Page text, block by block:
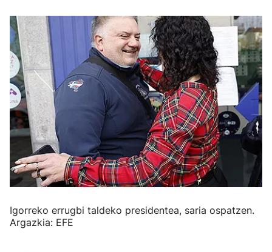
Igorreko errugbi taldeko presidentea, saria ospatzen.
Argazkia: EFE